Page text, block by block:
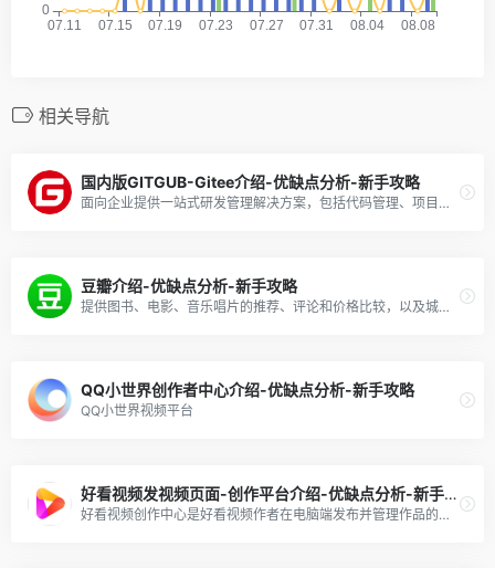
相关导航
国内版GITGUB-Gitee介绍-优缺点分析-新手攻略
面向企业提供一站式研发管理解决方案，包括代码管理、项目管理、文档协作、测试管理、CICD、效能度量等多个模块，支持SaaS、私有化等多种部署方式，帮助企业有序规划和管理研发过程，提升研发效率和质量。
豆瓣介绍-优缺点分析-新手攻略
提供图书、电影、音乐唱片的推荐、评论和价格比较，以及城市独特的文化生活。
QQ小世界创作者中心介绍-优缺点分析-新手攻略
QQ小世界视频平台
好看视频发视频页面-创作平台介绍-优缺点分析-新手攻略
好看视频创作中心是好看视频作者在电脑端发布并管理作品的平台，在这里，创作者可以便捷地发布电脑上的作品，同时还有内容管理、本地上传精美封面等功能。